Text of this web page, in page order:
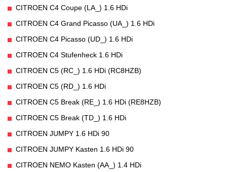
CITROEN C4 Coupe (LA_) 1.6 HDi
CITROEN C4 Grand Picasso (UA_) 1.6 HDi
CITROEN C4 Picasso (UD_) 1.6 HDi
CITROEN C4 Stufenheck 1.6 HDi
CITROEN C5 (RC_) 1.6 HDi (RC8HZB)
CITROEN C5 (RD_) 1.6 HDi
CITROEN C5 Break (RE_) 1.6 HDi (RE8HZB)
CITROEN C5 Break (TD_) 1.6 HDi
CITROEN JUMPY 1.6 HDi 90
CITROEN JUMPY Kasten 1.6 HDi 90
CITROEN NEMO Kasten (AA_) 1.4 HDi